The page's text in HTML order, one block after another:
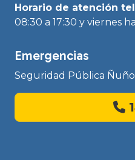
Horario de atención
08:30 a 17:30 y viernes
Emergencias
Seguridad Pública